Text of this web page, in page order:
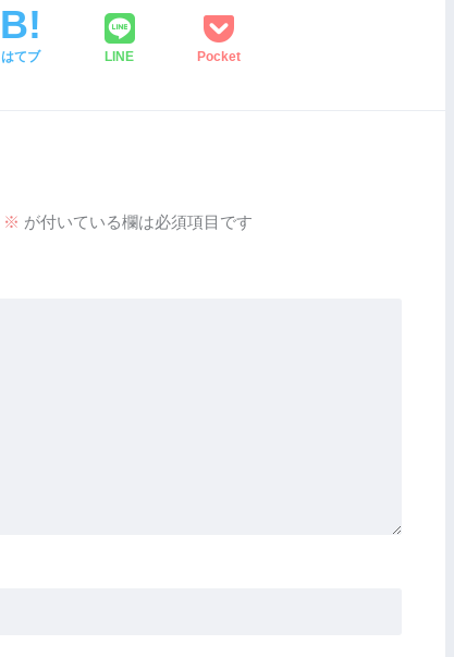
はてブ LINE Pocket
※ が付いている欄は必須項目です